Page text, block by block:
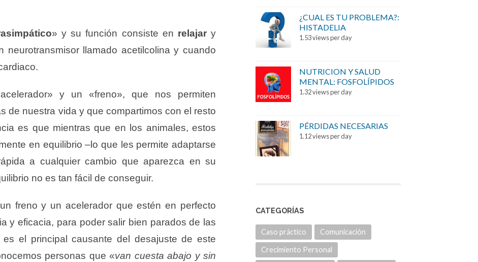
» y su función consiste en relajary
neurotransmisor llamado acetilcolina y cuando
y un «freno», que nos permiten
de nuestra vida y que compartimos con el resto
es que mientras que en los animales, estos
en equilibrio –lo que les permite adaptarse
a cualquier cambio que aparezca en su
no es tan fácil de conseguir.
freno y un acelerador que estén en perfecto
y eficacia, para poder salir bien parados de las
el principal causante del desajuste de este
personas que «van cuesta abajo y sin
¿CUAL ES TU PROBLEMA?:
HISTADELIA
1.53 views per day
NUTRICION Y SALUD
MENTAL: FOSFOLÍPIDOS
1.32 views per day
PÉRDIDAS NECESARIAS
1.12 views per day
CATEGORÍAS
Caso práctico Comunicación
Crecimiento Personal